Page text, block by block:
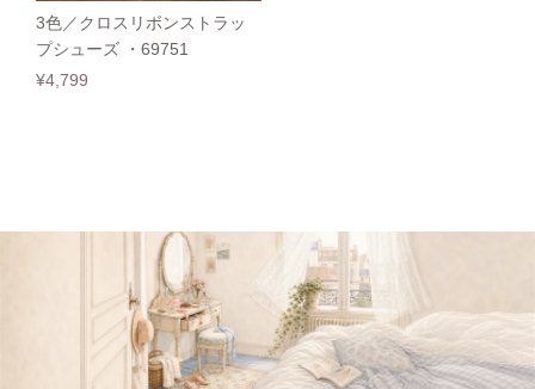
3色／クロスリボンストラッ
プシューズ ・69751
¥4,799